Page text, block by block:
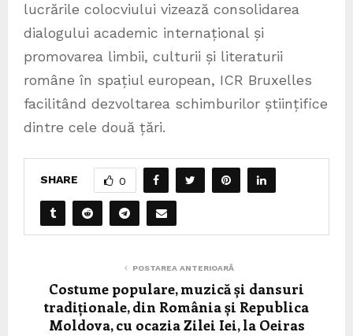
lucrările colocviului vizează consolidarea
dialogului academic internațional și
promovarea limbii, culturii și literaturii
române în spațiul european, ICR Bruxelles
facilitând dezvoltarea schimburilor științifice
dintre cele două țări.
SHARE 0
POSTAREA ANTERIOARĂ
Costume populare, muzică și dansuri
tradiționale, din România și Republica
Moldova, cu ocazia Zilei Iei, la Oeiras